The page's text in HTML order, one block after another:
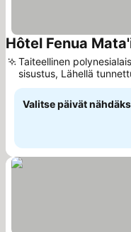
Hôtel Fenua
Taiteellinen
sisustus, Lähellä
snorklauspaikkoja
Valitse päivät